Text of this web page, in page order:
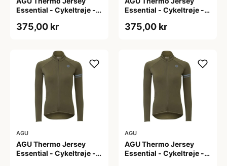
Essential - Cykeltrøje -
L
375,00 kr
Essential - Cykeltrøje -
M
375,00 kr
AGU
AGU Thermo Jersey
Essential - Cykeltrøje -
AGU
AGU Thermo Jersey
Essential - Cykeltrøje -